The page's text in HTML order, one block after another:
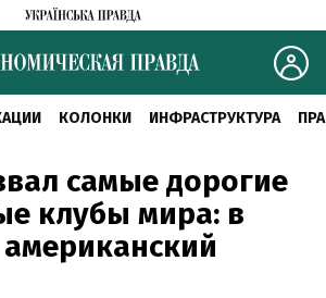
КОЛОНКИ ИНФРАСТРУКТУРА
самые дорогие
клубы мира: в